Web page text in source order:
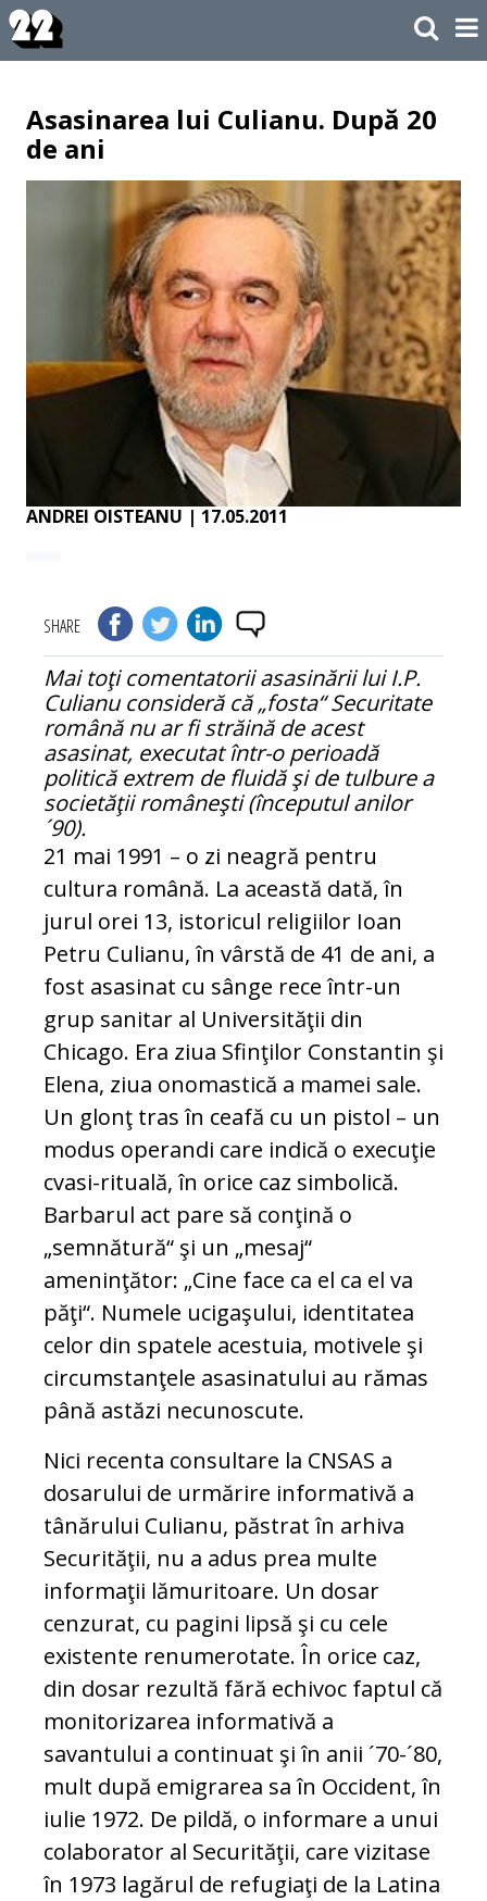
Asasinarea lui Culianu. După 20
de ani
ANDREI OISTEANU | 17.05.2011
SHARE
Mai toţi comentatorii asasinării lui I.P.
Culianu consideră că „fosta“ Securitate
română nu ar fi străină de acest
asasinat, executat într-o perioadă
politică extrem de fluidă şi de tulbure a
societăţii româneşti (începutul anilor
´90).
21 mai 1991 – o zi neagră pentru
cultura română. La această dată, în
jurul orei 13, istoricul religiilor Ioan
Petru Culianu, în vârstă de 41 de ani, a
fost asasinat cu sânge rece într-un
grup sanitar al Universităţii din
Chicago. Era ziua Sfinţilor Constantin şi
Elena, ziua onomastică a mamei sale.
Un glonţ tras în ceafă cu un pistol – un
modus operandi care indică o execuţie
cvasi-rituală, în orice caz simbolică.
Barbarul act pare să conţină o
„semnătură“ şi un „mesaj“
ameninţător: „Cine face ca el ca el va
păţi“. Numele ucigaşului, identitatea
celor din spatele acestuia, motivele şi
circumstanţele asasinatului au rămas
până astăzi necunoscute.
Nici recenta consultare la CNSAS a
dosarului de urmărire informativă a
tânărului Culianu, păstrat în arhiva
Securităţii, nu a adus prea multe
informaţii lămuritoare. Un dosar
cenzurat, cu pagini lipsă şi cu cele
existente renumerotate. În orice caz,
din dosar rezultă fără echivoc faptul că
monitorizarea informativă a
savantului a continuat şi în anii ´70-´80,
mult după emigrarea sa în Occident, în
iulie 1972. De pildă, o informare a unui
colaborator al Securităţii, care vizitase
în 1973 lagărul de refugiaţi de la Latina